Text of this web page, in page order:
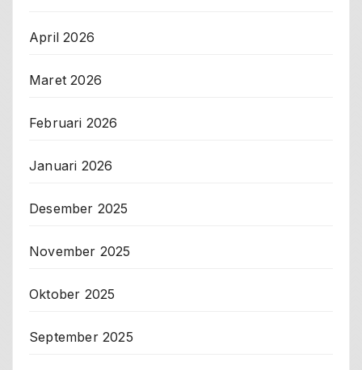
April 2026
Maret 2026
Februari 2026
Januari 2026
Desember 2025
November 2025
Oktober 2025
September 2025